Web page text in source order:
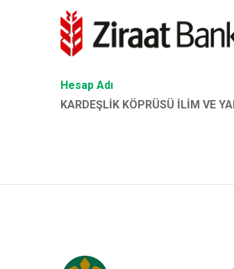
Hesap Adı
KARDEŞLİK KÖPRÜSÜ İLİM VE